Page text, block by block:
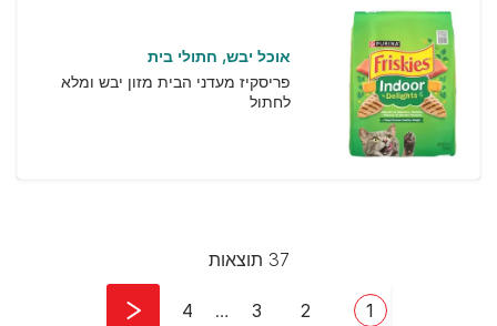
אוכל יבש חתולי בית
פריסקיז מעדני הבית מזון יבש ומלא
לחתול
37 תוצאות
Current page
1 עמוד
2 עמוד
3
…
Last page
4